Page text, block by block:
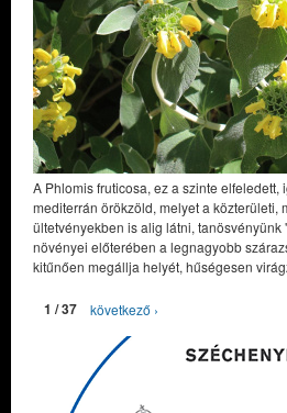
A Phlomis fruticosa, ez a szinte elfeledett,
mediterrán örökzöld, melyet a közterületi,
ültetvényekben is alig látni, tanösvényünk
növényei előterében a legnagyobb
kitűnően megállja helyét, hűségesen
1 / 37 következő ›